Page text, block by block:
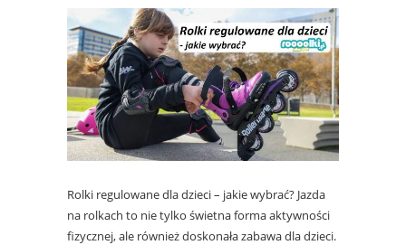
Rolki regulowane dla dzieci – jakie wybrać? Jazda
na rolkach to nie tylko świetna forma aktywności
fizycznej, ale również doskonała zabawa dla dzieci.